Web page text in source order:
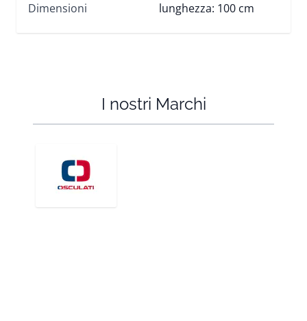
Dimensioni
lunghezza: 100 cm
I nostri Marchi